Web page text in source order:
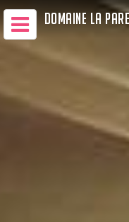
DOMAINE LA